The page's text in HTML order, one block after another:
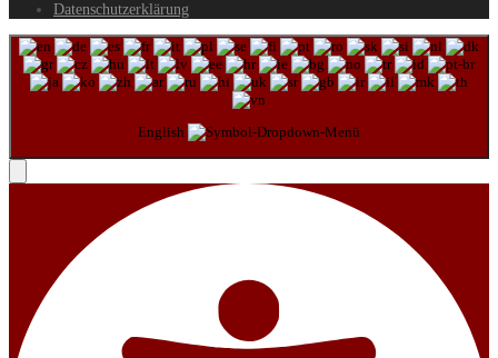
Datenschutzerklärung
English